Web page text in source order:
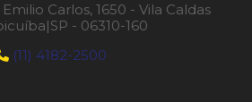
Carlos, 1650 - Vila Caldas
- 06310-160
(11) 4182-2500